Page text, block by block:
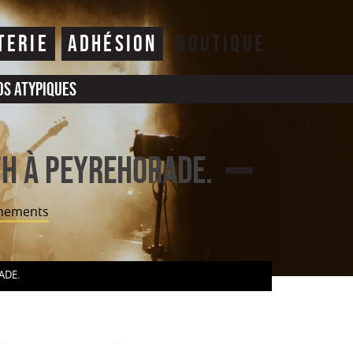
ADHÉSION BOUTIQUE
atypiques
à PEYREHORADE.